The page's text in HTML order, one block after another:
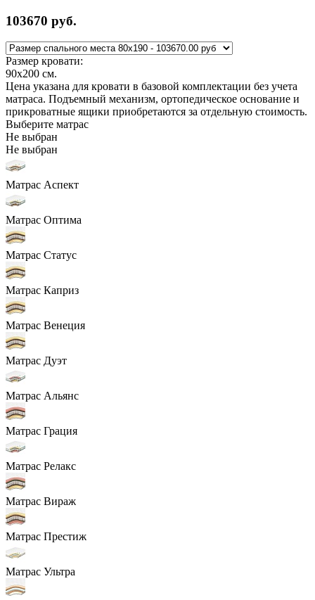
103670 руб.
Размер кровати:
90x200 см.
Цена указана для кровати в базовой комплектации без учета
матраса. Подъемный механизм, ортопедическое основание и
прикроватные ящики приобретаются за отдельную стоимость.
Выберите матрас
Не выбран
Не выбран
Матрас Аспект
Матрас Оптима
Матрас Статус
Матрас Каприз
Матрас Венеция
Матрас Дуэт
Матрас Альянс
Матрас Грация
Матрас Релакс
Матрас Вираж
Матрас Престиж
Матрас Ультра